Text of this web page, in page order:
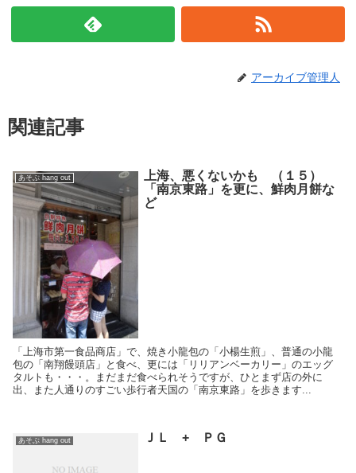
アーカイブ管理人
関連記事
あそぶ hang out
上海、悪くないかも （１５）
「南京東路」を更に、鮮肉月餅な
ど
「上海市第一食品商店」で、焼き小龍包の「小楊生煎」、普通の小龍
包の「南翔饅頭店」と食べ、更には「リリアンベーカリー」のエッグ
タルトも・・・。まだまだ食べられそうですが、ひとまず店の外に
出、また人通りのすごい歩行者天国の「南京東路」を歩きます...
あそぶ hang out ＪＬ + ＰＧ